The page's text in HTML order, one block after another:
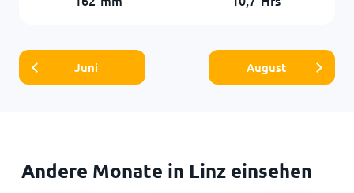
Juni August
Andere Monate in Linz einsehen